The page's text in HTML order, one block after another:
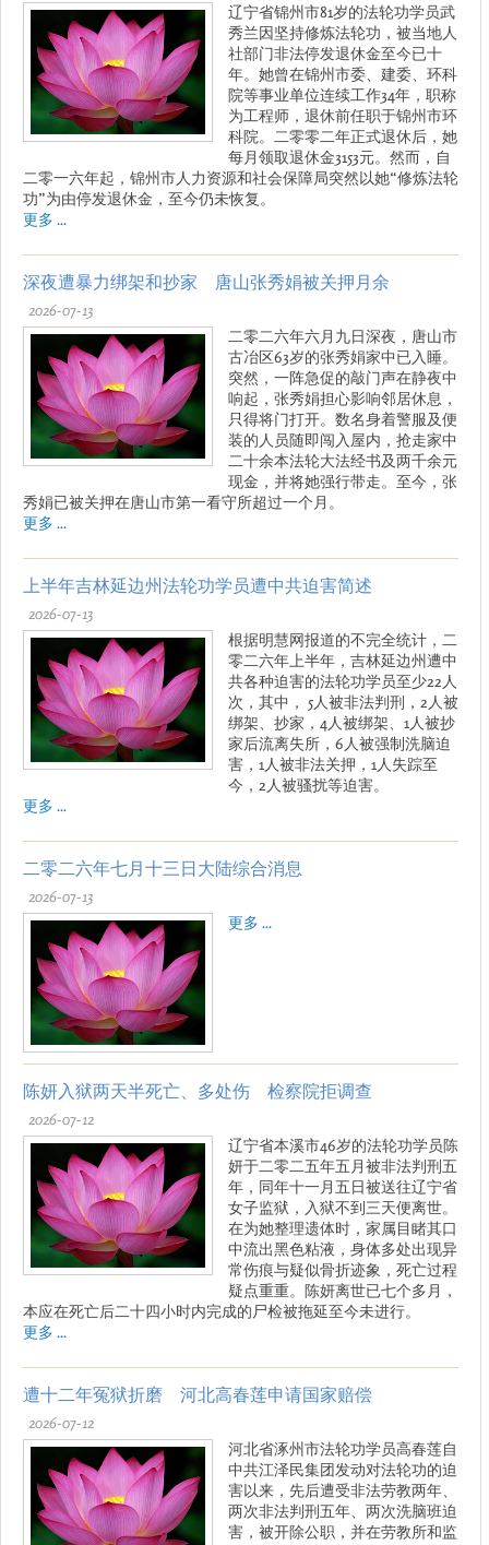
辽宁省锦州市81岁的法轮功学员武
秀兰因坚持修炼法轮功，被当地人
社部门非法停发退休金至今已十
年。她曾在锦州市委、建委、环科
院等事业单位连续工作34年，职称
为工程师，退休前任职于锦州市环
科院。二零零二年正式退休后，她
每月领取退休金3153元。然而，自
二零一六年起，锦州市人力资源和社会保障局突然以她“修炼法轮
功”为由停发退休金，至今仍未恢复。
更多 ...
深夜遭暴力绑架和抄家 唐山张秀娟被关押月余
2026-07-13
二零二六年六月九日深夜，唐山市
古冶区63岁的张秀娟家中已入睡。
突然，一阵急促的敲门声在静夜中
响起，张秀娟担心影响邻居休息，
只得将门打开。数名身着警服及便
装的人员随即闯入屋内，抢走家中
二十余本法轮大法经书及两千余元
现金，并将她强行带走。至今，张
秀娟已被关押在唐山市第一看守所超过一个月。
更多 ...
上半年吉林延边州法轮功学员遭中共迫害简述
2026-07-13
根据明慧网报道的不完全统计，二
零二六年上半年，吉林延边州遭中
共各种迫害的法轮功学员至少22人
次，其中， 5人被非法判刑，2人被
绑架、抄家，4人被绑架、1人被抄
家后流离失所，6人被强制洗脑迫
害，1人被非法关押，1人失踪至
今，2人被骚扰等迫害。
更多 ...
二零二六年七月十三日大陆综合消息
2026-07-13
更多 ...
陈妍入狱两天半死亡、多处伤 检察院拒调查
2026-07-12
辽宁省本溪市46岁的法轮功学员陈
妍于二零二五年五月被非法判刑五
年，同年十一月五日被送往辽宁省
女子监狱，入狱不到三天便离世。
在为她整理遗体时，家属目睹其口
中流出黑色粘液，身体多处出现异
常伤痕与疑似骨折迹象，死亡过程
疑点重重。陈妍离世已七个多月，
本应在死亡后二十四小时内完成的尸检被拖延至今未进行。
更多 ...
遭十二年冤狱折磨 河北高春莲申请国家赔偿
2026-07-12
河北省涿州市法轮功学员高春莲自
中共江泽民集团发动对法轮功的迫
害以来，先后遭受非法劳教两年、
两次非法判刑五年、两次洗脑班迫
害，被开除公职，并在劳教所和监